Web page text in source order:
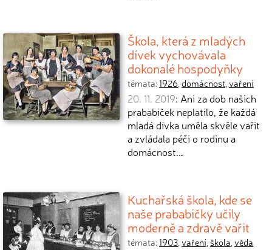
Škola, která z mladých
dívek vychovávala
dokonalé hospodyňky
témata:1926,domácnost,vaření
20. 11. 2019: Ani za dob našich
prababiček neplatilo, že každá
mladá dívka uměla skvěle vařit
a zvládala péči o rodinu a
domácnost.…
Kuchařská škola, kde se
naše prababičky učily
moderně a zdravě vařit
témata:1903,vaření, škola,věda